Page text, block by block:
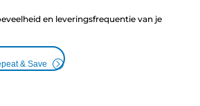
en leveringsfrequentie van je
& Save